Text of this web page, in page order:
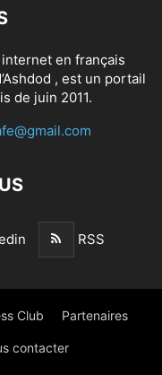
internet en français
, est un portail
de juin 2011.
RSS
Club Partenaires
contacter